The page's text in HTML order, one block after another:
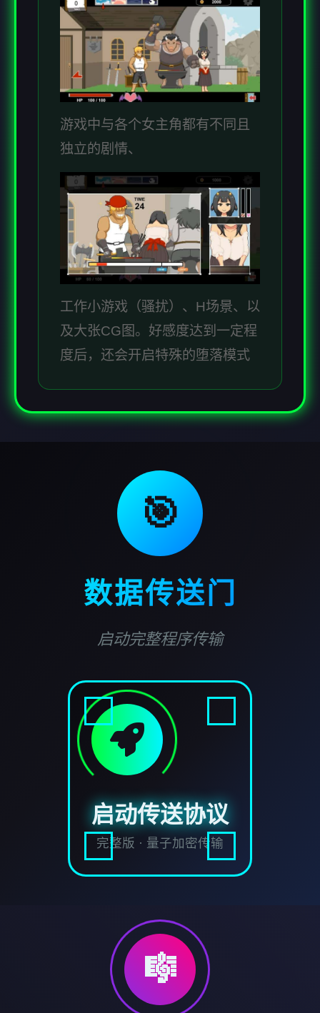
游戏中与各个女主角都有不同且
独立的剧情、
工作小游戏（骚扰）、H场景、以
及大张CG图。好感度达到一定程
度后，还会开启特殊的堕落模式
🎯
数据传送门
启动完整程序传输
启动传送协议
完整版 · 量子加密传输
🎼